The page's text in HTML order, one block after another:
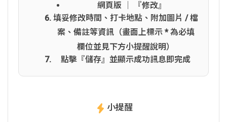
網頁版 │ 『修改』
填妥修改時間、打卡地點、附加圖片 / 檔
案、備註等資訊（畫面上標示*為必填
欄位並見下方小提醒說明）
點擊『儲存』並顯示成功訊息即完成
小提醒